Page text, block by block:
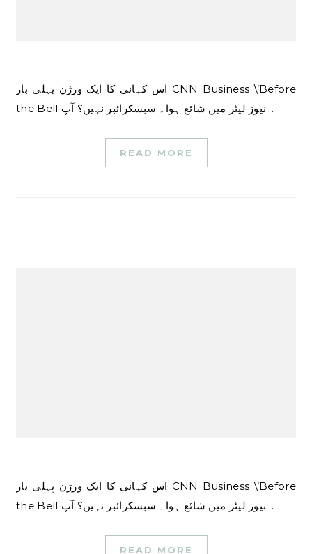
اس کہانی کا ایک ورژن پہلی بار CNN Business \’Before
the Bell نیوز لیٹر میں شائع ہوا۔ سبسکرائبر نہیں؟ آپ…
READ MORE
اس کہانی کا ایک ورژن پہلی بار CNN Business \’Before
the Bell نیوز لیٹر میں شائع ہوا۔ سبسکرائبر نہیں؟ آپ…
READ MORE